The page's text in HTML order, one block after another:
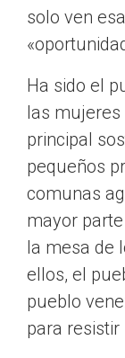
solo ven
Ha sido el
las mujeres
principal
pequeños
comunas
mayor
la mesa de
ellos, el
pueblo
para